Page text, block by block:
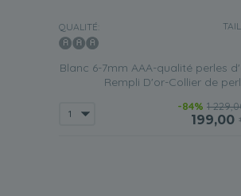
QUALITÉ:
Blanc 6-7mm AAA-qualité perles
Rempli D'or-Collier de
-84% 1
199,00